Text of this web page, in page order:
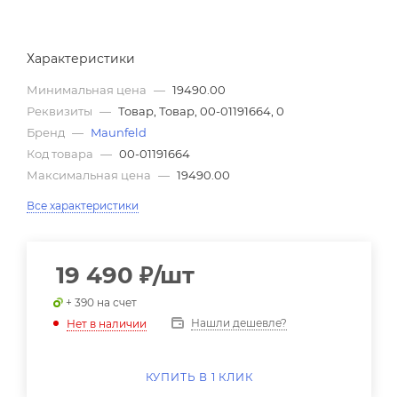
Характеристики
Минимальная цена — 19490.00
Реквизиты — Товар, Товар, 00-01191664, 0
Бренд — Maunfeld
Код товара — 00-01191664
Максимальная цена — 19490.00
Все характеристики
19 490 ₽/шт
+ 390 на счет
Нет в наличии
Нашли дешевле?
КУПИТЬ В 1 КЛИК